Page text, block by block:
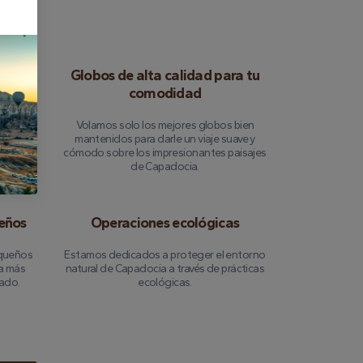
tiene
los
su
Globos de alta calidad para tu
comodidad
Volamos solo los mejores globos bien
mantenidos para darle un viaje suave y
cómodo sobre los impresionantes paisajes
de Capadocia.
más
Operaciones ecológicas
Estamos dedicados a proteger el entorno
natural de Capadocia a través de prácticas
ecológicas.